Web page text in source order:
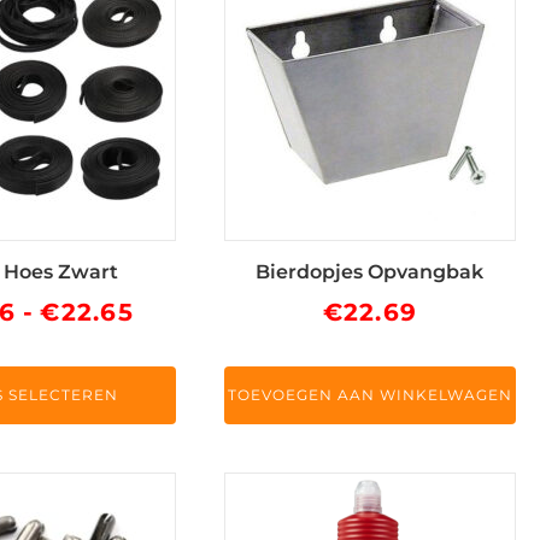
Zwart
- €22.65
€22.65
SELECTEREN
Bierdopjes Opvangbak
€22.69
TOEVOEGEN AAN WINKELWAGEN